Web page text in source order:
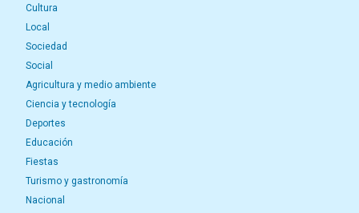
Cultura
Local
Sociedad
Social
Agricultura y medio ambiente
Ciencia y tecnología
Deportes
Educación
Fiestas
Turismo y gastronomía
Nacional